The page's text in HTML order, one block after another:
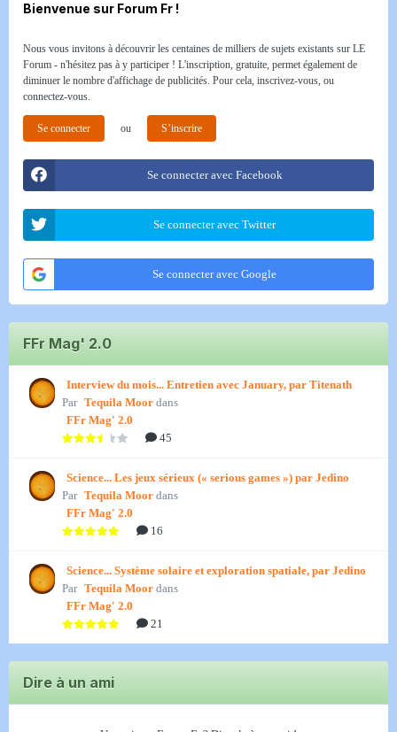
Bienvenue sur Forum Fr !
Nous vous invitons à découvrir les centaines de milliers de sujets existants sur LE
Forum - n'hésitez pas à y participer ! L'inscription, gratuite, permet également de
diminuer le nombre d'affichage de publicités. Pour cela, inscrivez-vous, ou
connectez-vous.
Se connecter ou S’inscrire
Se connecter avec Facebook
Se connecter avec Twitter
Se connecter avec Google
FFr Mag' 2.0
Interview du mois... Entretien avec January, par Titenath
Par Tequila Moor dans
FFr Mag' 2.0
45
Science... Les jeux sérieux (« serious games ») par Jedino
Par Tequila Moor dans
FFr Mag' 2.0
16
Science... Système solaire et exploration spatiale, par Jedino
Par Tequila Moor dans
FFr Mag' 2.0
21
Dire à un ami